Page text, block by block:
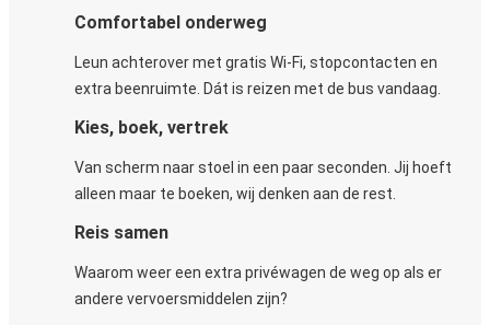
Comfortabel onderweg
Leun achterover met gratis Wi-Fi, stopcontacten en
extra beenruimte. Dát is reizen met de bus vandaag.
Kies, boek, vertrek
Van scherm naar stoel in een paar seconden. Jij hoeft
alleen maar te boeken, wij denken aan de rest.
Reis samen
Waarom weer een extra privéwagen de weg op als er
andere vervoersmiddelen zijn?